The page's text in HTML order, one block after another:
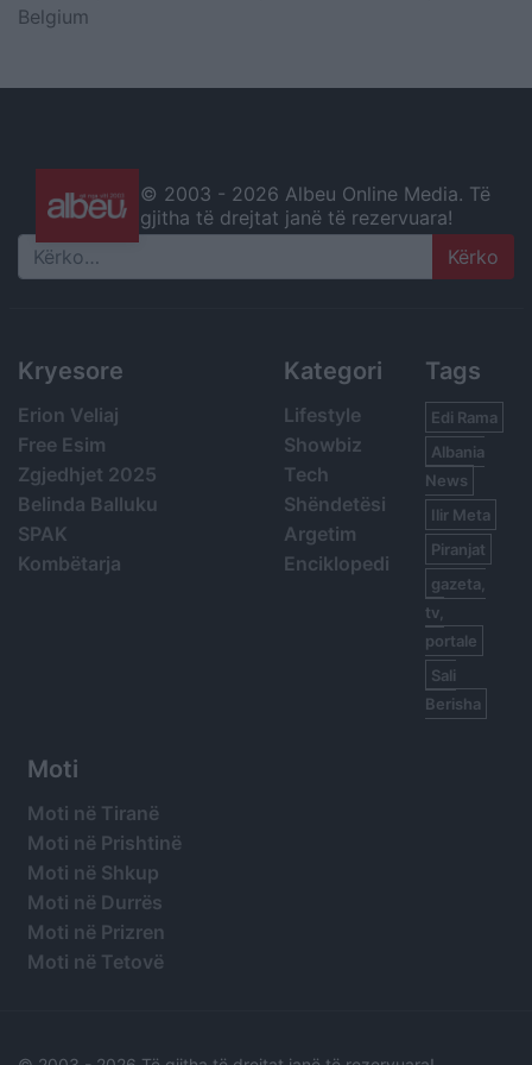
Belgium
© 2003 - 2026 Albeu Online Media. Të
gjitha të drejtat janë të rezervuara!
Search
Kryesore
Erion Veliaj
Free Esim
Zgjedhjet 2025
Belinda Balluku
SPAK
Kombëtarja
Kategori
Lifestyle
Showbiz
Tech
Shëndetësi
Argetim
Enciklopedi
Tags
Edi Rama
Albania
News
Ilir Meta
Piranjat
gazeta,
tv,
portale
Sali
Berisha
Moti
Moti në Tiranë
Moti në Prishtinë
Moti në Shkup
Moti në Durrës
Moti në Prizren
Moti në Tetovë